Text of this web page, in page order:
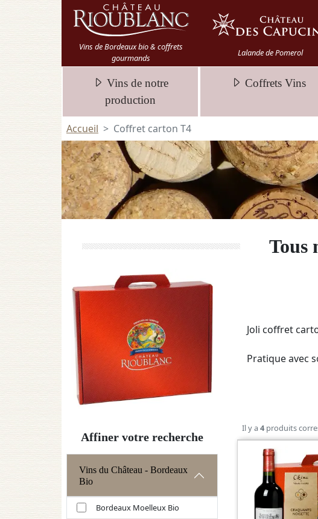
Vins de Bordeaux bio & coffrets
gourmands
Lalande de Pomerol
Vins de notre
production
Coffrets Vins
Accueil Coffret carton T4
Tous
Joli coffret
Pratique avec
Affiner votre recherche
Vins du Château - Bordeaux
Bio
Bordeaux Moelleux Bio
Il y a 4 produits